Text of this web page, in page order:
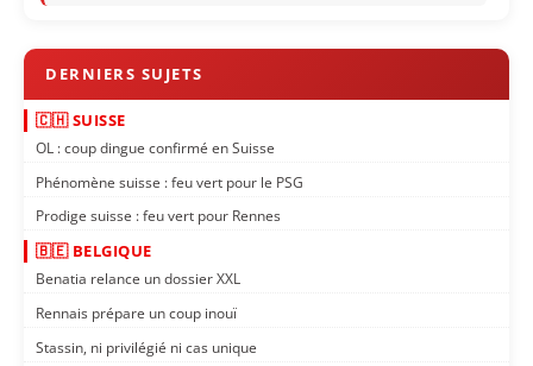
🇨🇭 SUISSE
OL : coup dingue confirmé en Suisse
Phénomène suisse : feu vert pour le PSG
Prodige suisse : feu vert pour Rennes
🇧🇪 BELGIQUE
Benatia relance un dossier XXL
Rennais prépare un coup inouï
Stassin, ni privilégié ni cas unique